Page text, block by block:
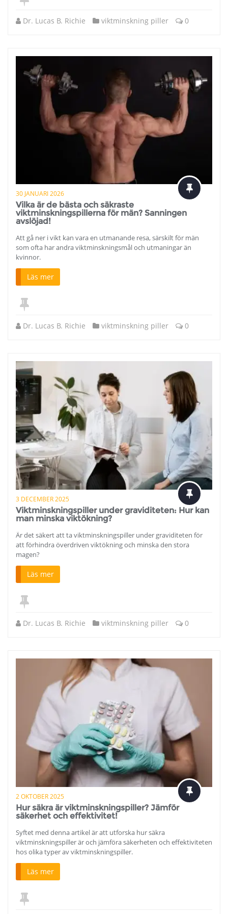
Dr. Lucas B. Richie viktminskning piller 0
30 JANUARI 2026
Vilka är de bästa och säkraste
viktminskningspillerna för män? Sanningen
avslöjad!
Att gå ner i vikt kan vara en utmanande resa, särskilt för män
som ofta har andra viktminskningsmål och utmaningar än
kvinnor.
Läs mer
Dr. Lucas B. Richie viktminskning piller 0
3 DECEMBER 2025
Viktminskningspiller under graviditeten: Hur kan
man minska viktökning?
Är det säkert att ta viktminskningspiller under graviditeten för
att förhindra överdriven viktökning och minska den stora
magen?
Läs mer
Dr. Lucas B. Richie viktminskning piller 0
2 OKTOBER 2025
Hur säkra är viktminskningspiller? Jämför
säkerhet och effektivitet!
Syftet med denna artikel är att utforska hur säkra
viktminskningspiller är och jämföra säkerheten och effektiviteten
hos olika typer av viktminskningspiller.
Läs mer